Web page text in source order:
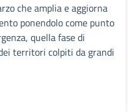
che amplia e aggiorna
ponendolo come punto
quella fase di
territori colpiti da grandi